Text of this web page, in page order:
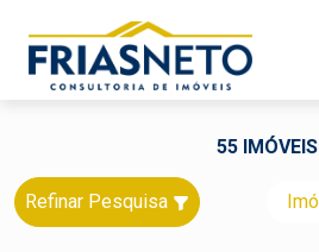
55 IMÓVEIS
Refinar Pesquisa